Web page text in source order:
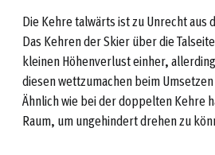
Die Kehre talwärts ist zu Unrecht aus
Das Kehren der Skier über die
kleinen Höhenverlust einher,
diesen wettzumachen beim
Ähnlich wie bei der doppelten Kehre
Raum, um ungehindert drehen zu